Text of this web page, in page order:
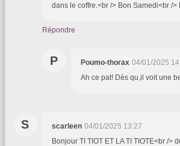
dans le coffre.<br /> Bon Samedi<br />
Répondre
P Poumo-thorax 04/01/2025
Ah ce pat! Dès qu,il voit une
S scarleen 04/01/2025 13:27
Bonjour TI TIOT ET LA TI TIOTE<br /